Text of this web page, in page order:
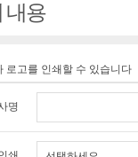
내용
로고를 인쇄할 수 있습니다
명